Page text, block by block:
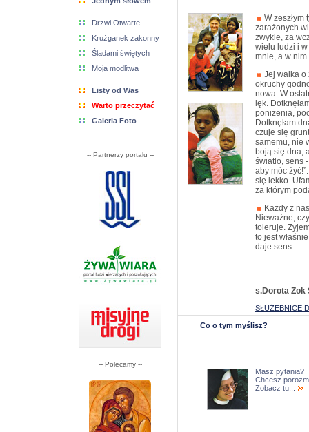
Drzwi Otwarte
Krużganek zakonny
Śladami świętych
Moja modlitwa
Listy od Was
Warto przeczytać
Galeria Foto
-- Partnerzy portalu --
-- Polecamy --
W zeszłym
zarażonych
zwykle, za
wielu ludzi i w
mnie, a w
Jej walka o
okruchy
nowa. W
lęk.
poniżenia,
Dotknęłam
czuje się
samemu, nie
boją się dna,
światło, sens
aby móc
się lekko.
za którym
Każdy z
Nieważne,
toleruje.
to jest
daje sens.
s.Dorota Zok
SŁUŻEBNICE
Co o tym myślisz?
Masz pytania?
Chcesz
Zobacz tu...